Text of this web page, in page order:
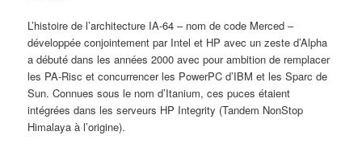
L’histoire de l’architecture IA-64 – nom de code Merced –
développée conjointement par Intel et HP avec un zeste d’Alpha
a débuté dans les années 2000 avec pour ambition de remplacer
les PA-Risc et concurrencer les PowerPC d’IBM et les Sparc de
Sun. Connues sous le nom d’Itanium, ces puces étaient
intégrées dans les serveurs HP Integrity (Tandem NonStop
Himalaya à l’origine).